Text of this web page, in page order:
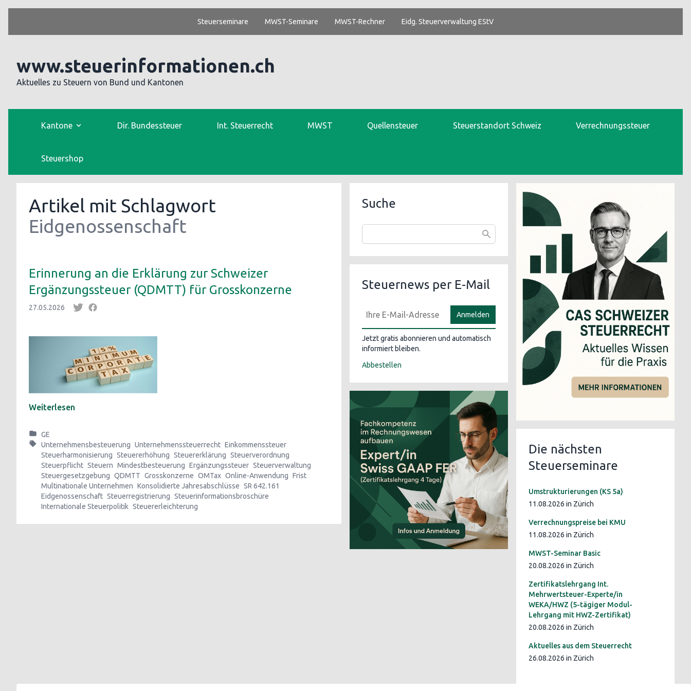
Steuerseminare MWST-Seminare MWST-Rechner Eidg. Steuerverwaltung EStV
www.steuerinformationen.ch
Aktuelles zu Steuern von Bund und Kantonen
Kantone Dir. Bundessteuer Int. Steuerrecht MWST Quellensteuer Steuerstandort Schweiz Verrechnungssteuer
Steuershop
Artikel mit Schlagwort
Eidgenossenschaft
Erinnerung an die Erklärung zur Schweizer
Ergänzungssteuer (QDMTT) für Grosskonzerne
27.05.2026
Weiterlesen
GE
Unternehmensbesteuerung Unternehmenssteuerrecht Einkommenssteuer
Steuerharmonisierung Steuererhöhung Steuererklärung Steuerverordnung
Steuerpflicht Steuern Mindestbesteuerung Ergänzungssteuer Steuerverwaltung
Steuergesetzgebung QDMTT Grosskonzerne OMTax Online-Anwendung Frist
Multinationale Unternehmen Konsolidierte Jahresabschlüsse SR 642.161
Eidgenossenschaft Steuerregistrierung Steuerinformationsbroschüre
Internationale Steuerpolitik Steuererleichterung
Suche
Steuernews per E-Mail
Anmelden
Jetzt gratis abonnieren und automatisch
informiert bleiben.
Abbestellen
Die nächsten
Steuerseminare
Umstrukturierungen (KS 5a)
11.08.2026 in Zürich
Verrechnungspreise bei KMU
11.08.2026 in Zürich
MWST-Seminar Basic
20.08.2026 in Zürich
Zertifikatslehrgang Int.
Mehrwertsteuer-Experte/in
WEKA/HWZ (5-tägiger Modul-
Lehrgang mit HWZ-Zertifikat)
20.08.2026 in Zürich
Aktuelles aus dem Steuerrecht
26.08.2026 in Zürich